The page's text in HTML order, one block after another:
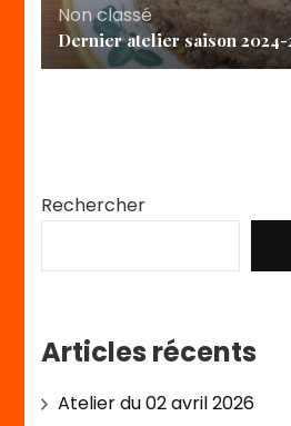
Non classé
Dernier atelier saison 2024-
Rechercher
Articles récents
Atelier du 02 avril 2026